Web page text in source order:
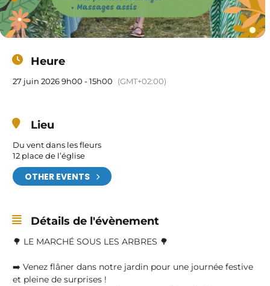
Heure
27 juin 2026 9h00 - 15h00 (GMT+02:00)
Lieu
Du vent dans les fleurs
12 place de l’église
OTHER EVENTS
Détails de l'évènement
🌳 LE MARCHÉ SOUS LES ARBRES 🌳
➡️ Venez flâner dans notre jardin pour une journée festive
et pleine de surprises !